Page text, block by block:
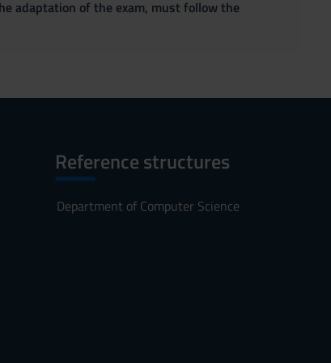
adaptation of the exam, must follow the
Reference structures
Department of Computer Science